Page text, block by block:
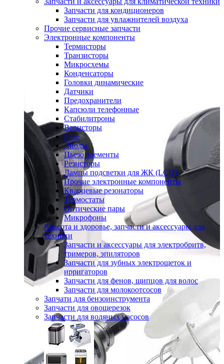
Запчасти для кондиционеров
Запчасти для увлажнителей воздуха
Прочие сервисные запчасти
Электронные компоненты
Термисторы
Транзисторы
Микросхемы
Конденсаторы
Головки динамические
Датчики
Предохранители
Капсюли телефонные
Стабилитроны
Варисторы
Реле
Диоды
Пьезо элементы
Резисторы
Лампы подсветки для ЖК (LCD)
Прочие электронные компоненты
Кварцевые резонаторы
Термостаты
Оптические пары
Микрофоны
Красота и здоровье, запчасти и аксессуары для
техники
Запчасти и аксессуары для электробритв,
тримеров, эпиляторов
Запчасти для зубных электрощеток и
ирригаторов
Запчасти для фенов, щипцов для волос
Запчасти для молокоотсосов
Запчати для бензоинструмента
Запчасти для овощерезок
Запчасти для водяных насосов